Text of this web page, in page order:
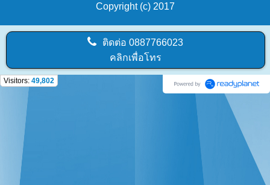
Copyright (c) 2017
ติดต่อ0887766023
คลิกเพื่อโทร
Visitors: 49,802